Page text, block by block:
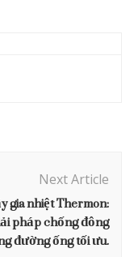
Next Article
gia nhiệt Thermon:
pháp chống đông
đường ống tối ưu.